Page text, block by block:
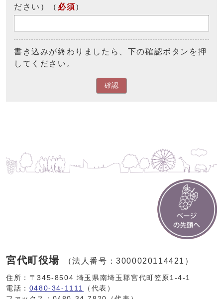
ださい）（ 必須）
書き込みが終わりましたら、下の確認ボタンを押
してください。
確認
宮代町役場 （法人番号：3000020114421）
住所：〒345-8504 埼玉県南埼玉郡宮代町笠原1-4-1
電話： 0480-34-1111
（代表）